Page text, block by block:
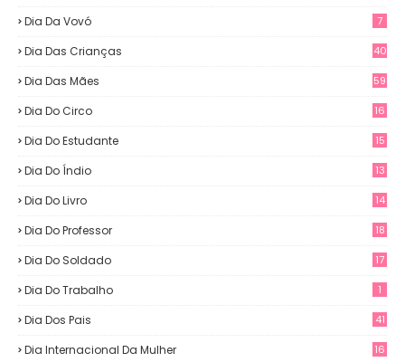
Dia Da Vovó 7
Dia Das Crianças 40
Dia Das Mães 59
Dia Do Circo 16
Dia Do Estudante 15
Dia Do Índio 13
Dia Do Livro 14
Dia Do Professor 18
Dia Do Soldado 17
Dia Do Trabalho 1
Dia Dos Pais 41
Dia Internacional Da Mulher 16